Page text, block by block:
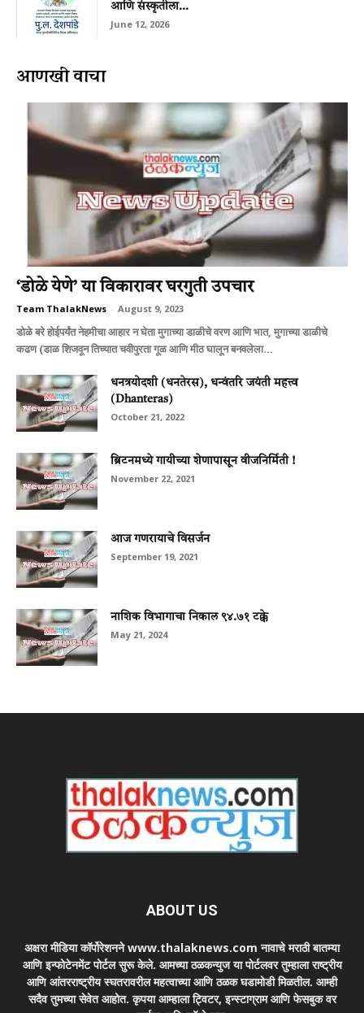
आणि संस्कृतीला...
June 12, 2026
आणखी वाचा
‘डोळे येणे’ या विकारावर घरगुती उपचार
Team ThalakNews - August 9, 2023
डोळे बरे होईपर्यंत नेहमीचा आहार न घेता मुगाच्‍या डाळीचे वरण आणि भात, मुगाच्‍या डाळीचे
कढण (डाळ शिजवून तिच्‍यात चवीपुरता गूळ आणि मीठ घालून बनवलेला...
धनत्रयोदशी (धनतेरस), धन्वंतरि जयंती महत्त्व
(Dhanteras)
October 21, 2022
ब्रिटनमध्ये गायीच्या शेणापासून वीजनिर्मिती !
November 22, 2021
आज गणरायाचे विसर्जन
September 19, 2021
नाशिक विभागाचा निकाल ९४.७१ टक्के
May 21, 2024
ABOUT US
अक्षरा मीडिया कॉर्पोरेशनने www.thalaknews.com नावाचे मराठी बातम्या
आणि इन्फोटेनमेंट पोर्टल सुरू केले. आमच्या ठळकन्युज या पोर्टलवर तुम्हाला राष्ट्रीय
आणि आंतरराष्ट्रीय स्घतरावरील महत्वाच्या आणि ठळक घडामोडी मिळतील. आम्ही
सदैव तुमच्या सेवेत आहोत. कृपया आम्हाला ट्विटर, इन्स्टाग्राम आणि फेसबुक वर